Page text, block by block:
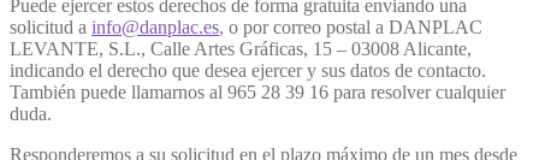
Puede ejercer estos derechos de forma gratuita enviando una
solicitud a info@danplac.es, o por correo postal a DANPLAC
LEVANTE, S.L., Calle Artes Gráficas, 15 – 03008 Alicante,
indicando el derecho que desea ejercer y sus datos de contacto.
También puede llamarnos al 965 28 39 16 para resolver cualquier
duda.
Responderemos a su solicitud en el plazo máximo de un mes desde